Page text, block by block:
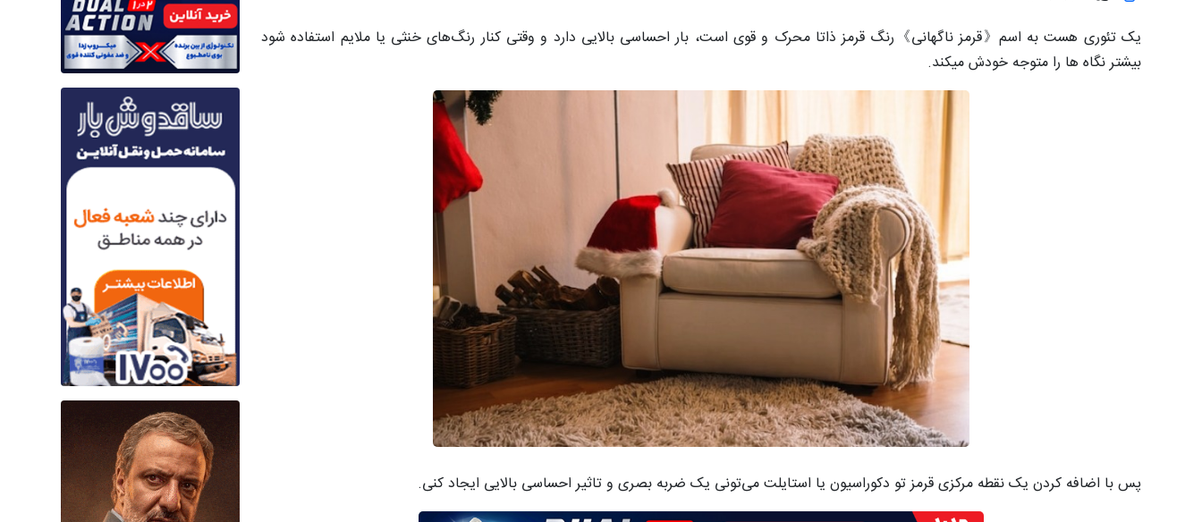
یک تئوری هست به اسم《قرمز ناگهانی》رنگ قرمز ذاتا محرک و قوی است، بار احساسی بالایی دارد و وقتی کنار رنگ‌های خنثی یا ملایم استفاده شود
بیشتر نگاه ها را متوجه خودش میکند.
پس با اضافه کردن یک نقطه مرکزی قرمز تو دکوراسیون یا استایلت می‌تونی یک ضربه بصری و تاثیر احساسی بالایی ایجاد کنی.